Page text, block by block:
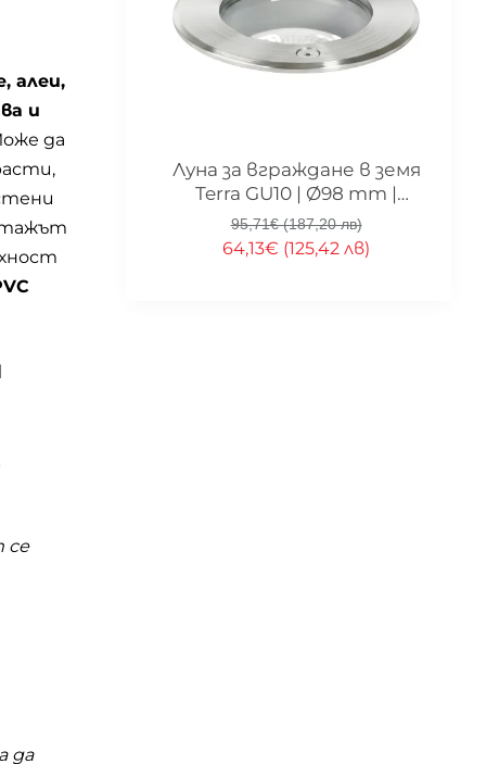
алеи,
и
да
се
да
-33%
Луна за вграждане в земя
Terra GU10 | Ø98 mm |
Неръждаема стомана
64,13€ (125,42 лв)
95,71€ (187,20 лв)